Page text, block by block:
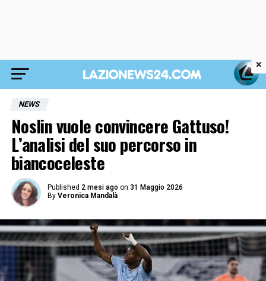
NEWS
Noslin vuole convincere Gattuso!
L’analisi del suo percorso in
biancoceleste
Published 2 mesi ago on 31 Maggio 2026
By Veronica Mandalà
×